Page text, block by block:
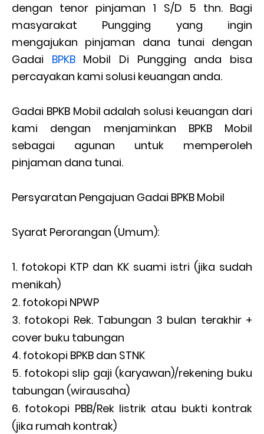
dengan tenor pinjaman 1 S/D 5 thn. Bagi
masyarakat Pungging yang ingin
mengajukan pinjaman dana tunai dengan
Gadai BPKBMobil Di Pungging anda bisa
percayakan kami solusi keuangan anda.
Gadai BPKB Mobil adalah solusi keuangan dari
kami dengan menjaminkan BPKB Mobil
sebagai agunan untuk memperoleh
pinjaman dana tunai.
Persyaratan Pengajuan Gadai BPKB Mobil
Syarat Perorangan (Umum):
fotokopi KTP dan KK suami istri (jika sudah
menikah)
fotokopi NPWP
fotokopi Rek. Tabungan 3 bulan terakhir +
cover buku tabungan
fotokopi BPKB dan STNK
fotokopi slip gaji (karyawan)/rekening buku
tabungan (wirausaha)
fotokopi PBB/Rek listrik atau bukti kontrak
(jika rumah kontrak)